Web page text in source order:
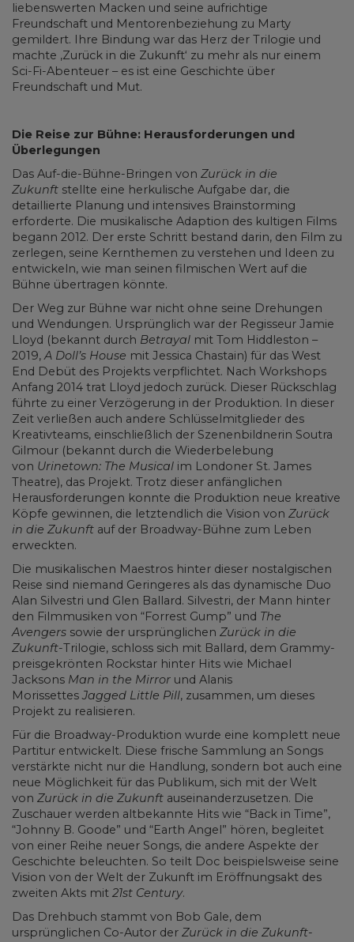
liebenswerten Macken und seine aufrichtige
Freundschaft und Mentorenbeziehung zu Marty
gemildert. Ihre Bindung war das Herz der Trilogie und
machte ‚Zurück in die Zukunft‘ zu mehr als nur einem
Sci-Fi-Abenteuer – es ist eine Geschichte über
Freundschaft und Mut.
Die Reise zur Bühne: Herausforderungen und
Überlegungen
Das Auf-die-Bühne-Bringen von Zurück in die
Zukunft stellte eine herkulische Aufgabe dar, die
detaillierte Planung und intensives Brainstorming
erforderte. Die musikalische Adaption des kultigen Films
begann 2012. Der erste Schritt bestand darin, den Film zu
zerlegen, seine Kernthemen zu verstehen und Ideen zu
entwickeln, wie man seinen filmischen Wert auf die
Bühne übertragen könnte.
Der Weg zur Bühne war nicht ohne seine Drehungen
und Wendungen. Ursprünglich war der Regisseur Jamie
Lloyd (bekannt durch Betrayal mit Tom Hiddleston –
2019,A Doll’s House mit Jessica Chastain) für das West
End Debüt des Projekts verpflichtet. Nach Workshops
Anfang 2014 trat Lloyd jedoch zurück. Dieser Rückschlag
führte zu einer Verzögerung in der Produktion. In dieser
Zeit verließen auch andere Schlüsselmitglieder des
Kreativteams, einschließlich der Szenenbildnerin Soutra
Gilmour (bekannt durch die Wiederbelebung
von Urinetown: The Musical im Londoner St. James
Theatre), das Projekt. Trotz dieser anfänglichen
Herausforderungen konnte die Produktion neue kreative
Köpfe gewinnen, die letztendlich die Vision von Zurück
in die Zukunft auf der Broadway-Bühne zum Leben
erweckten.
Die musikalischen Maestros hinter dieser nostalgischen
Reise sind niemand Geringeres als das dynamische Duo
Alan Silvestri und Glen Ballard. Silvestri, der Mann hinter
den Filmmusiken von “Forrest Gump” und The
Avengers sowie der ursprünglichen Zurück in die
Zukunft-Trilogie, schloss sich mit Ballard, dem Grammy-
preisgekrönten Rockstar hinter Hits wie Michael
Jacksons Man in the Mirror und Alanis
MorissettesJagged Little Pill, zusammen, um dieses
Projekt zu realisieren.
Für die Broadway-Produktion wurde eine komplett neue
Partitur entwickelt. Diese frische Sammlung an Songs
verstärkte nicht nur die Handlung, sondern bot auch eine
neue Möglichkeit für das Publikum, sich mit der Welt
von Zurück in die Zukunft auseinanderzusetzen. Die
Zuschauer werden altbekannte Hits wie “Back in Time”,
“Johnny B. Goode” und “Earth Angel” hören, begleitet
von einer Reihe neuer Songs, die andere Aspekte der
Geschichte beleuchten. So teilt Doc beispielsweise seine
Vision von der Welt der Zukunft im Eröffnungsakt des
zweiten Akts mit 21st Century.
Das Drehbuch stammt von Bob Gale, dem
ursprünglichen Co-Autor der Zurück in die Zukunft-